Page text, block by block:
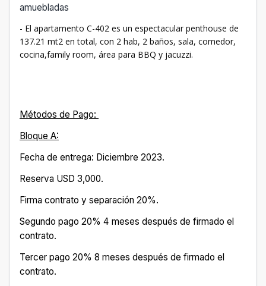
amuebladas
- El apartamento C-402 es un espectacular penthouse de
137.21 mt2 en total, con 2 hab, 2 baños, sala, comedor,
cocina,family room, área para BBQ y jacuzzi.
Métodos de Pago:
Bloque A:
Fecha de entrega: Diciembre 2023.
Reserva USD 3,000.
Firma contrato y separación 20%.
Segundo pago 20% 4 meses después de firmado el
contrato.
Tercer pago 20% 8 meses después de firmado el
contrato.